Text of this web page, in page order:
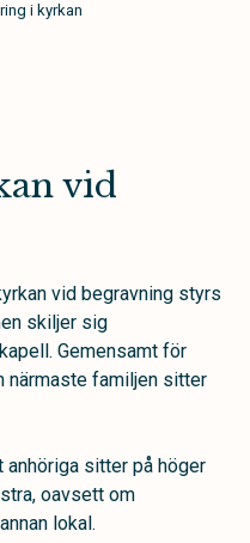
i kyrkan
vid
vid begravning styrs
skiljer sig
Gemensamt för
närmaste familjen sitter
anhöriga sitter på höger
oavsett om
lokal.